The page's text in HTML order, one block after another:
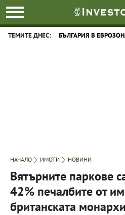
ТЕМИТЕ ДНЕС: БЪЛГАРИЯ В
НАЧАЛО ИМОТИ НОВИНИ
Вятърните паркове
42% печалбите от
британската